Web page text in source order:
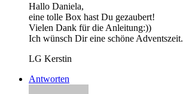
Hallo Daniela,
eine tolle Box hast Du gezaubert!
Vielen Dank für die Anleitung:))
Ich wünsch Dir eine schöne Adventszeit.
LG Kerstin
Antworten